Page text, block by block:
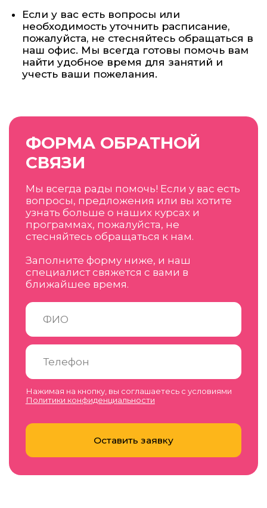
Если у вас есть вопросы или
необходимость уточнить расписание,
пожалуйста, не стесняйтесь обращаться в
наш офис. Мы всегда готовы помочь вам
найти удобное время для занятий и
учесть ваши пожелания.
ФОРМА ОБРАТНОЙ
СВЯЗИ
Мы всегда рады помочь! Если у вас есть
вопросы, предложения или вы хотите
узнать больше о наших курсах и
программах, пожалуйста, не
стесняйтесь обращаться к нам.
Заполните форму ниже, и наш
специалист свяжется с вами в
ближайшее время.
Нажимая на кнопку, вы соглашаетесь с условиями
Политики конфиденциальности
Оставить заявку